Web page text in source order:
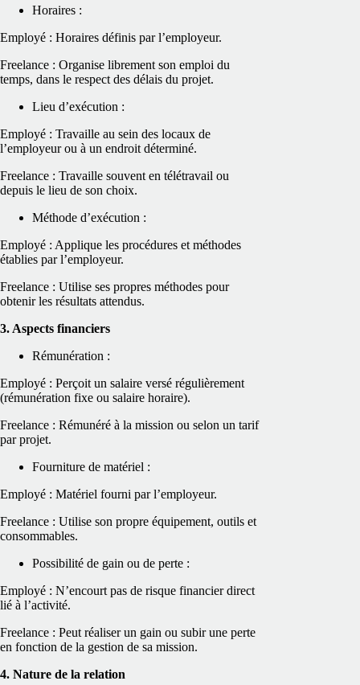
Horaires :
Employé : Horaires définis par l’employeur.
Freelance : Organise librement son emploi du
temps, dans le respect des délais du projet.
Lieu d’exécution :
Employé : Travaille au sein des locaux de
l’employeur ou à un endroit déterminé.
Freelance : Travaille souvent en télétravail ou
depuis le lieu de son choix.
Méthode d’exécution :
Employé : Applique les procédures et méthodes
établies par l’employeur.
Freelance : Utilise ses propres méthodes pour
obtenir les résultats attendus.
3. Aspects financiers
Rémunération :
Employé : Perçoit un salaire versé régulièrement
(rémunération fixe ou salaire horaire).
Freelance : Rémunéré à la mission ou selon un tarif
par projet.
Fourniture de matériel :
Employé : Matériel fourni par l’employeur.
Freelance : Utilise son propre équipement, outils et
consommables.
Possibilité de gain ou de perte :
Employé : N’encourt pas de risque financier direct
lié à l’activité.
Freelance : Peut réaliser un gain ou subir une perte
en fonction de la gestion de sa mission.
4. Nature de la relation